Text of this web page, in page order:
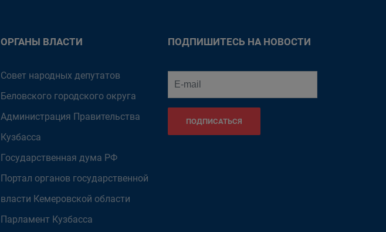
ОРГАНЫ ВЛАСТИ
Совет народных депутатов
Беловского городского округа
Администрация Правительства
Кузбасса
Государственная дума РФ
Портал органов государственной
власти Кемеровской области
Парламент Кузбасса
ПОДПИШИТЕСЬ НА НОВОСТИ
ПОДПИСАТЬСЯ